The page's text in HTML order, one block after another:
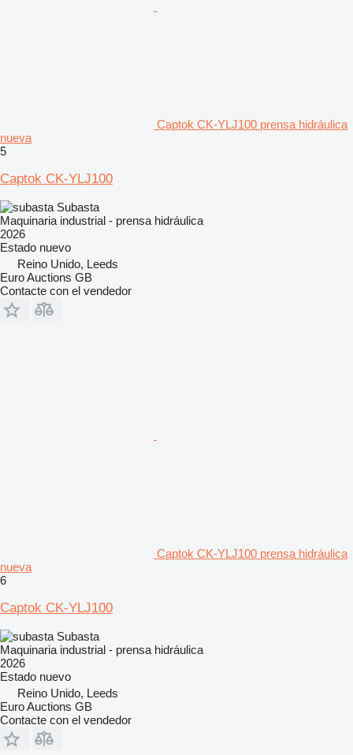
Captok CK-YLJ100 prensa hidráulica
nueva
5
Captok CK-YLJ100
Subasta
Maquinaria industrial - prensa hidráulica
2026
Estado nuevo
Reino Unido, Leeds
Euro Auctions GB
Contacte con el vendedor
Captok CK-YLJ100 prensa hidráulica
nueva
6
Captok CK-YLJ100
Subasta
Maquinaria industrial - prensa hidráulica
2026
Estado nuevo
Reino Unido, Leeds
Euro Auctions GB
Contacte con el vendedor